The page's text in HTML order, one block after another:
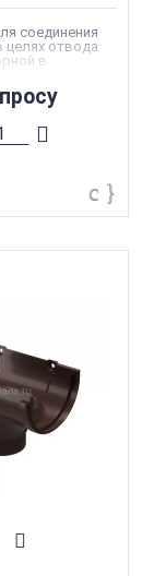
соединения
целях отвода
в